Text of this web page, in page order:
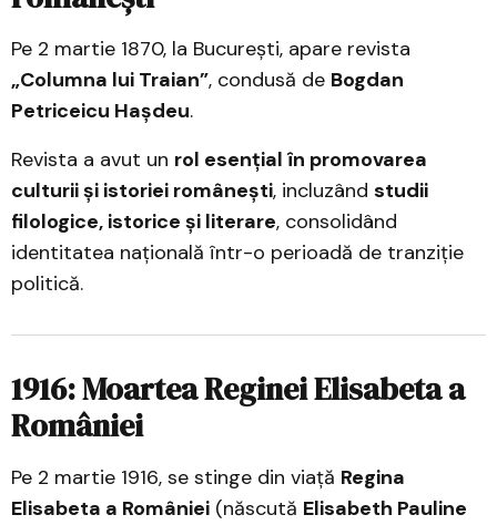
Pe 2 martie 1870, la București, apare revista
„Columna lui Traian”, condusă de Bogdan
Petriceicu Hașdeu.
Revista a avut un rol esențial în promovarea
culturii și istoriei românești, incluzând studii
filologice, istorice și literare, consolidând
identitatea națională într-o perioadă de tranziție
politică.
1916: Moartea Reginei Elisabeta a
României
Pe 2 martie 1916, se stinge din viață Regina
Elisabeta a României (născută Elisabeth Pauline